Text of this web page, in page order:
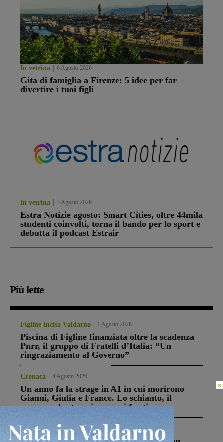
In vetrina 6 Agosto 2026
Gita di famiglia a Firenze: 5 idee per far
divertire i tuoi figli
In vetrina 3 Agosto 2026
Estra Notizie agosto: Smart Cities, oltre 44mila
studenti coinvolti, torna il bando per lo sport e
debutta il podcast Estrair
Più lette
Figline Incisa Valdarno 1 Agosto 2026
Piscina di Figline finanziata oltre la scadenza
Pnrr, il gruppo di Fratelli d’Italia: “Un
ringraziamento al Governo”
Cronaca 4 Agosto 2026
Un anno fa la strage in A1 in cui morirono
Gianni, Giulia e Franco. Lo schianto, il
processo, lo stop ai sorpassi fra tir....
Cronaca 3 Agosto 2026
×